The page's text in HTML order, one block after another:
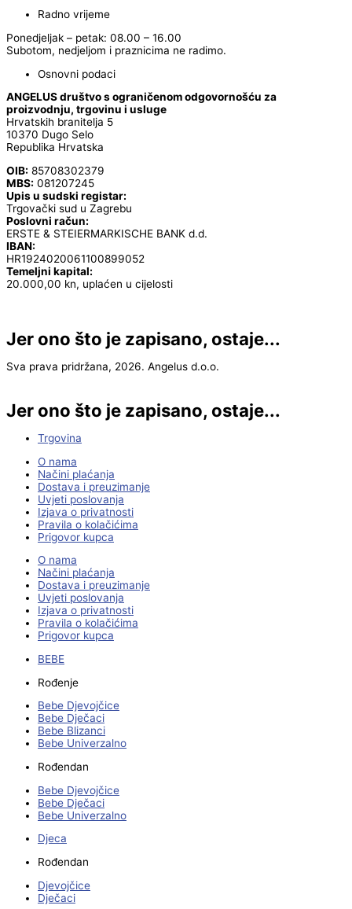
Radno vrijeme
Ponedjeljak – petak: 08.00 – 16.00
Subotom, nedjeljom i praznicima ne radimo.
Osnovni podaci
ANGELUS društvo s ograničenom odgovornošću za
proizvodnju, trgovinu i usluge
Hrvatskih branitelja 5
10370 Dugo Selo
Republika Hrvatska
OIB: 85708302379
MBS: 081207245
Upis u sudski registar:
Trgovački sud u Zagrebu
Poslovni račun:
ERSTE & STEIERMARKISCHE BANK d.d.
IBAN:
HR1924020061100899052
Temeljni kapital:
20.000,00 kn, uplaćen u cijelosti
Jer ono što je zapisano, ostaje...
Sva prava pridržana, 2026. Angelus d.o.o.
Jer ono što je zapisano, ostaje...
Trgovina
O nama
Načini plaćanja
Dostava i preuzimanje
Uvjeti poslovanja
Izjava o privatnosti
Pravila o kolačićima
Prigovor kupca
O nama
Načini plaćanja
Dostava i preuzimanje
Uvjeti poslovanja
Izjava o privatnosti
Pravila o kolačićima
Prigovor kupca
BEBE
Rođenje
Bebe Djevojčice
Bebe Dječaci
Bebe Blizanci
Bebe Univerzalno
Rođendan
Bebe Djevojčice
Bebe Dječaci
Bebe Univerzalno
Djeca
Rođendan
Djevojčice
Dječaci